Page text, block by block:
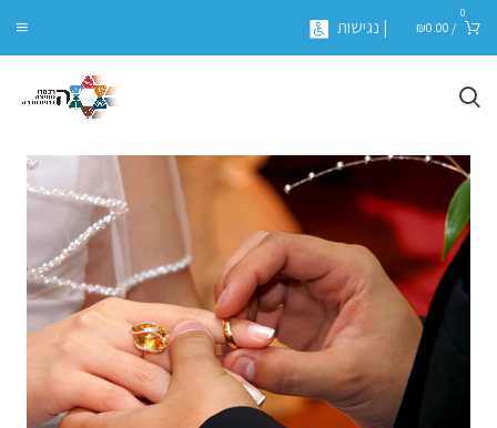
0
/
₪0.00 | נגישות